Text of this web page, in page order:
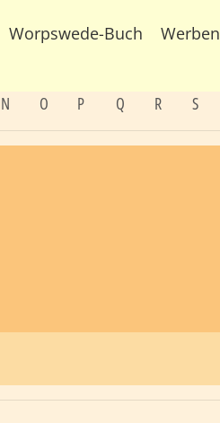
Worpswede-Buch
Werben
N O P Q R S